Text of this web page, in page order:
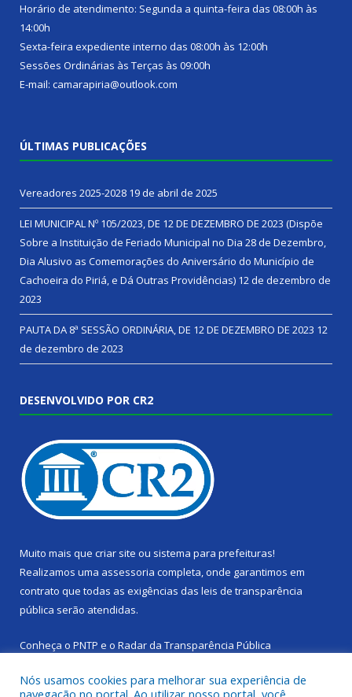
Horário de atendimento: Segunda a quinta-feira das 08:00h às
14:00h
Sexta-feira expediente interno das 08:00h às 12:00h
Sessões Ordinárias às Terças às 09:00h
E-mail: camarapiria@outlook.com
ÚLTIMAS PUBLICAÇÕES
Vereadores 2025-2028 19 de abril de 2025
LEI MUNICIPAL Nº 105/2023, DE 12 DE DEZEMBRO DE 2023 (Dispõe
Sobre a Instituição de Feriado Municipal no Dia 28 de Dezembro,
Dia Alusivo as Comemorações do Aniversário do Município de
Cachoeira do Piriá, e Dá Outras Providências) 12 de dezembro de
2023
PAUTA DA 8ª SESSÃO ORDINÁRIA, DE 12 DE DEZEMBRO DE 2023 12
de dezembro de 2023
DESENVOLVIDO POR CR2
Muito mais que criar site ou sistema para prefeituras!
Realizamos uma assessoria completa, onde garantimos em
contrato que todas as exigências das leis de transparência
pública serão atendidas.
Conheça o PNTP e o Radar da Transparência Pública
Nós usamos cookies para melhorar sua experiência de
navegação no portal. Ao utilizar nosso portal, você